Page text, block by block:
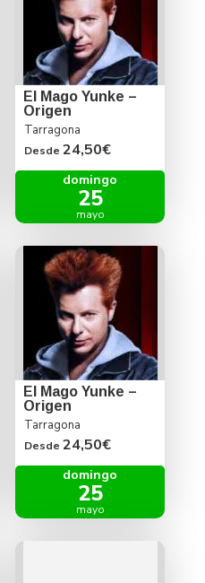
El Mago Yunke –
Origen
Tarragona
Desde 24,50€
domingo
25
mayo
El Mago Yunke –
Origen
Tarragona
Desde 24,50€
domingo
25
mayo